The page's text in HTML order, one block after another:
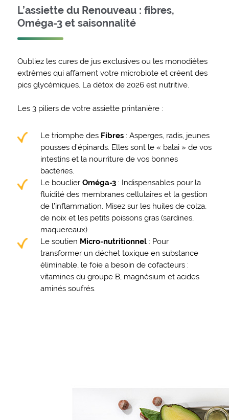
L’assiette du Renouveau : fibres,
Oméga-3 et saisonnalité
Oubliez les cures de jus exclusives ou les monodiètes
extrêmes qui affament votre microbiote et créent des
pics glycémiques. La détox de 2026 est nutritive.
Les 3 piliers de votre assiette printanière :
Le triomphe des Fibres: Asperges, radis, jeunes
pousses d’épinards. Elles sont le « balai » de vos
intestins et la nourriture de vos bonnes
bactéries.
Le bouclier Oméga-3: Indispensables pour la
fluidité des membranes cellulaires et la gestion
de l’inflammation. Misez sur les huiles de colza,
de noix et les petits poissons gras (sardines,
maquereaux).
Le soutien Micro-nutritionnel: Pour
transformer un déchet toxique en substance
éliminable, le foie a besoin de cofacteurs :
vitamines du groupe B, magnésium et acides
aminés soufrés.